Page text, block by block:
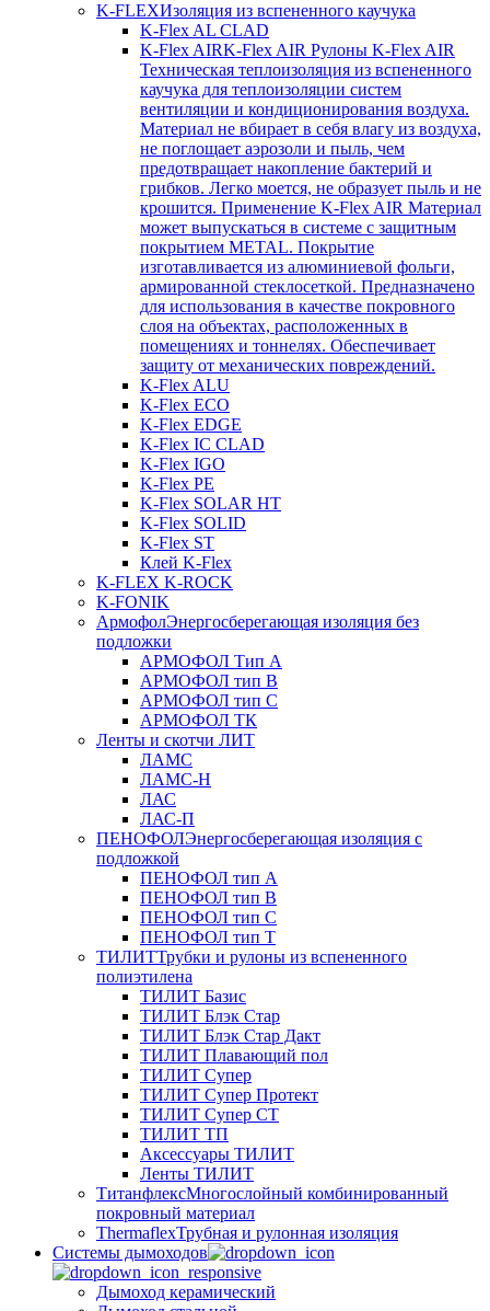
K-FLEXИзоляция из вспененного каучука
K-Flex AL CLAD
K-Flex AIRK-Flex AIR Рулоны K-Flex AIR
Техническая теплоизоляция из вспененного
каучука для теплоизоляции систем
вентиляции и кондиционирования воздуха.
Материал не вбирает в себя влагу из воздуха,
не поглощает аэрозоли и пыль, чем
предотвращает накопление бактерий и
грибков. Легко моется, не образует пыль и не
крошится. Применение K-Flex AIR Материал
может выпускаться в системе c защитным
покрытием METAL. Покрытие
изготавливается из алюминиевой фольги,
армированной стеклосеткой. Предназначено
для использования в качестве покровного
слоя на объектах, расположенных в
помещениях и тоннелях. Обеспечивает
защиту от механических повреждений.
K-Flex ALU
K-Flex ECO
K-Flex EDGE
K-Flex IC CLAD
K-Flex IGO
K-Flex PE
K-Flex SOLAR HT
K-Flex SOLID
K-Flex ST
Клей K-Flex
K-FLEX K-ROCK
K-FONIK
АрмофолЭнергосберегающая изоляция без
подложки
АРМОФОЛ Тип А
АРМОФОЛ тип В
АРМОФОЛ тип C
АРМОФОЛ ТК
Ленты и скотчи ЛИТ
ЛАМС
ЛАМС-Н
ЛАС
ЛАС-П
ПЕНОФОЛЭнергосберегающая изоляция с
подложкой
ПЕНОФОЛ тип А
ПЕНОФОЛ тип B
ПЕНОФОЛ тип C
ПЕНОФОЛ тип T
ТИЛИТТрубки и рулоны из вспененного
полиэтилена
ТИЛИТ Базис
ТИЛИТ Блэк Стар
ТИЛИТ Блэк Стар Дакт
ТИЛИТ Плавающий пол
ТИЛИТ Супер
ТИЛИТ Супер Протект
ТИЛИТ Супер СТ
ТИЛИТ ТП
Аксессуары ТИЛИТ
Ленты ТИЛИТ
ТитанфлексМногослойный комбинированный
покровный материал
ThermaflexТрубная и рулонная изоляция
Cистемы дымоходов
Дымоход керамический